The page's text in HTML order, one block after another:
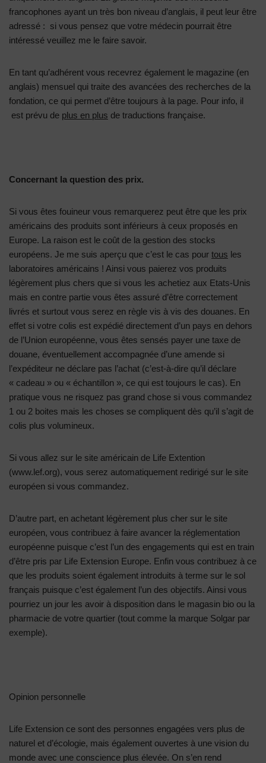
francophones ayant un très bon niveau d’anglais, il peut leur être
adressé : si vous pensez que votre médecin pourrait être
intéressé veuillez me le faire savoir.
En tant qu’adhérent vous recevrez également le magazine (en
anglais) mensuel qui traite des avancées des recherches de la
fondation, ce qui permet d’être toujours à la page. Pour info, il
est prévu de plus en plus de traductions française.
Concernant la question des prix.
Si vous êtes fouineur vous remarquerez peut être que les prix
américains des produits sont inférieurs à ceux proposés en
Europe. La raison est le coût de la gestion des stocks
européens. Je me suis aperçu que c’est le cas pour tous les
laboratoires américains ! Ainsi vous paierez vos produits
légèrement plus chers que si vous les achetiez aux Etats-Unis
mais en contre partie vous êtes assuré d’être correctement
livrés et surtout vous serez en règle vis à vis des douanes. En
effet si votre colis est expédié directement d’un pays en dehors
de l’Union européenne, vous êtes sensés payer une taxe de
douane, éventuellement accompagnée d’une amende si
l’expéditeur ne déclare pas l’achat (c’est-à-dire qu’il déclare
« cadeau » ou « échantillon », ce qui est toujours le cas). En
pratique vous ne risquez pas grand chose si vous commandez
1 ou 2 boites mais les choses se compliquent dès qu’il s’agit de
colis plus volumineux.
Si vous allez sur le site américain de Life Extention
(www.lef.org), vous serez automatiquement redirigé sur le site
européen si vous commandez.
D’autre part, en achetant légèrement plus cher sur le site
européen, vous contribuez à faire avancer la réglementation
européenne puisque c’est l’un des engagements qui est en train
d’être pris par Life Extension Europe. Enfin vous contribuez à ce
que les produits soient également introduits à terme sur le sol
français puisque c’est également l’un des objectifs. Ainsi vous
pourriez un jour les avoir à disposition dans le magasin bio ou la
pharmacie de votre quartier (tout comme la marque Solgar par
exemple).
Opinion personnelle
Life Extension ce sont des personnes engagées vers plus de
naturel et d’écologie, mais également ouvertes à une vision du
monde avec une conscience plus élevée. On s’en rend